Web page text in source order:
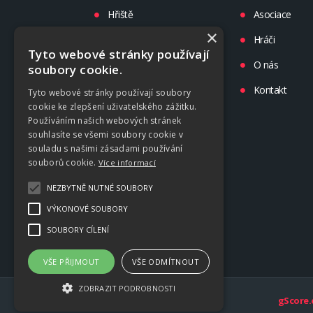
Hřiště
Liga
Tréninky
Kluby
Asociace
Hráči
O nás
Kontakt
×
Tyto webové stránky používají
soubory cookie.
Tyto webové stránky používají soubory
cookie ke zlepšení uživatelského zážitku.
Používáním našich webových stránek
souhlasíte se všemi soubory cookie v
souladu s našimi zásadami používání
souborů cookie. Více informací
NEZBYTNĚ NUTNÉ SOUBORY
VÝKONOVÉ SOUBORY
SOUBORY CÍLENÍ
VŠE PŘIJMOUT VŠE ODMÍTNOUT
ZOBRAZIT PODROBNOSTI